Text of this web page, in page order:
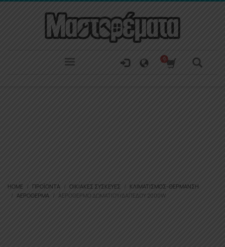
HOME ΠΡΟΪΌΝΤΑ ΟΙΚΙΑΚΈΣ ΣΥΣΚΕΥΈΣ
ΚΛΙΜΑΤΙΣΜΌΣ-ΘΈΡΜΑΝΣΗ
ΑΕΡΌΘΕΡΜΑ
ΑΕΡΟΘΕΡΜΟ ΔΩΜΑΤΙΟΥ/ΔΑΠΕΔΟΥ 2000W